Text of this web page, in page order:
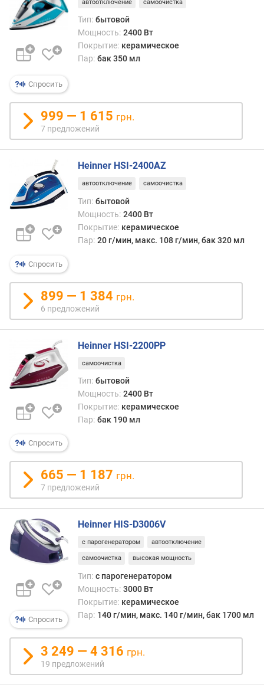
е
н
и
я
о
к
о
л
и
ч
т
в
у
р
е
л
о
ж
е
н
и
в
е
с
у
ю
г
а
(
к
г
п
т
е
я
е
м
а
я
м
Спросить
автоотключение самоочистка
Тип: бытовой
Мощность: 2400 Вт
Покрытие: керамическое
Пар: бак 350 мл
999 — 1 615 грн.
7 предложений
Спросить
Heinner HSI-2400AZ
автоотключение самоочистка
Тип: бытовой
Мощность: 2400 Вт
Покрытие: керамическое
Пар: 20 г/мин, макс. 108 г/мин, бак 320 мл
899 — 1 384 грн.
6 предложений
Спросить
Heinner HSI-2200PP
самоочистка
Тип: бытовой
Мощность: 2400 Вт
Покрытие: керамическое
Пар: бак 190 мл
665 — 1 187 грн.
7 предложений
Спросить
Heinner HIS-D3006V
с парогенератором автоотключение
самоочистка высокая мощность
Тип: с парогенератором
Мощность: 3000 Вт
Покрытие: керамическое
Пар: 140 г/мин, макс. 140 г/мин, бак 1700 мл
3 249 — 4 316 грн.
19 предложений